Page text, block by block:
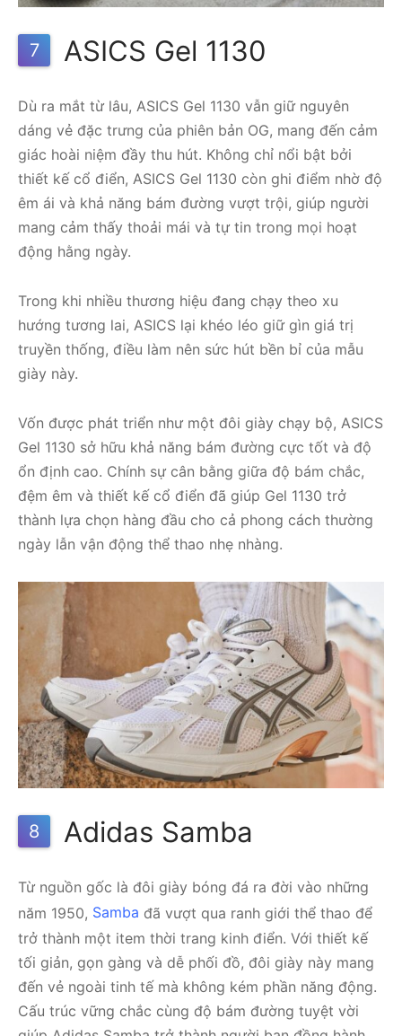
7 ASICS Gel 1130
Dù ra mắt từ lâu, ASICS Gel 1130 vẫn giữ nguyên
dáng vẻ đặc trưng của phiên bản OG, mang đến cảm
giác hoài niệm đầy thu hút. Không chỉ nổi bật bởi
thiết kế cổ điển, ASICS Gel 1130 còn ghi điểm nhờ độ
êm ái và khả năng bám đường vượt trội, giúp người
mang cảm thấy thoải mái và tự tin trong mọi hoạt
động hằng ngày.
Trong khi nhiều thương hiệu đang chạy theo xu
hướng tương lai, ASICS lại khéo léo giữ gìn giá trị
truyền thống, điều làm nên sức hút bền bỉ của mẫu
giày này.
Vốn được phát triển như một đôi giày chạy bộ, ASICS
Gel 1130 sở hữu khả năng bám đường cực tốt và độ
ổn định cao. Chính sự cân bằng giữa độ bám chắc,
đệm êm và thiết kế cổ điển đã giúp Gel 1130 trở
thành lựa chọn hàng đầu cho cả phong cách thường
ngày lẫn vận động thể thao nhẹ nhàng.
8 Adidas Samba
Từ nguồn gốc là đôi giày bóng đá ra đời vào những
năm 1950, Samba đã vượt qua ranh giới thể thao để
trở thành một item thời trang kinh điển. Với thiết kế
tối giản, gọn gàng và dễ phối đồ, đôi giày này mang
đến vẻ ngoài tinh tế mà không kém phần năng động.
Cấu trúc vững chắc cùng độ bám đường tuyệt vời